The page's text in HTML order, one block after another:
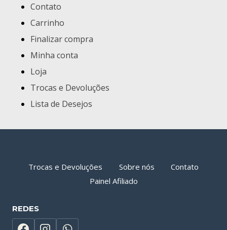
Contato
Carrinho
Finalizar compra
Minha conta
Loja
Trocas e Devoluções
Lista de Desejos
Trocas e Devoluções Sobre nós
Contato
Painel Afiliado
REDES